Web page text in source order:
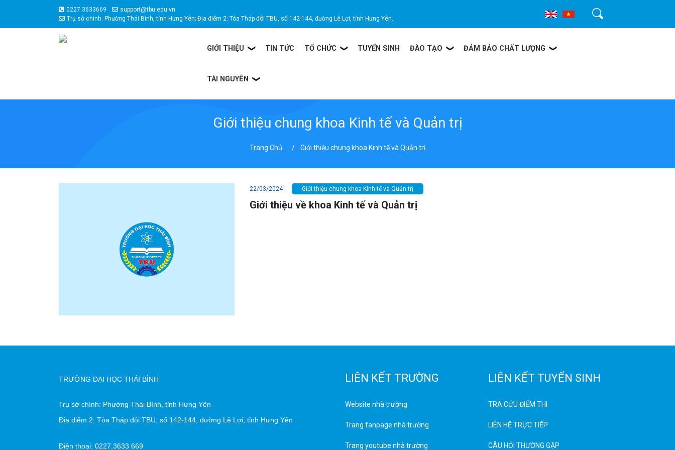
0227.3633669
support@tbu.edu.vn
Trụ sở chính: Phường Thái Bình, tỉnh Hưng Yên; Địa điểm 2: Tòa Tháp đôi TBU, số 142-144, đường Lê Lợi, tỉnh Hưng Yên.
Tìm kiếm
GIỚI THIỆU TIN TỨC TỔ CHỨC TUYỂN SINH ĐÀO TẠO ĐẢM BẢO CHẤT LƯỢNG
TÀI NGUYÊN
Giới thiệu chung khoa Kinh tế và Quản trị
Trang Chủ Giới thiệu chung khoa Kinh tế và Quản trị
22/03/2024 Giới thiệu chung khoa Kinh tế và Quản trị
Giới thiệu về khoa Kinh tế và Quản trị
TRƯỜNG ĐẠI HỌC THÁI BÌNH
Trụ sở chính: Phường Thái Bình, tỉnh Hưng Yên
Địa điểm 2: Tòa Tháp đôi TBU, số 142-144, đường Lê Lợi, tỉnh Hưng Yên
Điện thoại: 0227.3633 669
LIÊN KẾT TRƯỜNG
Website nhà trường
Trang fanpage nhà trường
Trang youtube nhà trường
LIÊN KẾT TUYỂN SINH
TRA CỨU ĐIỂM THI
LIÊN HỆ TRỰC TIẾP
CÂU HỎI THƯỜNG GẶP